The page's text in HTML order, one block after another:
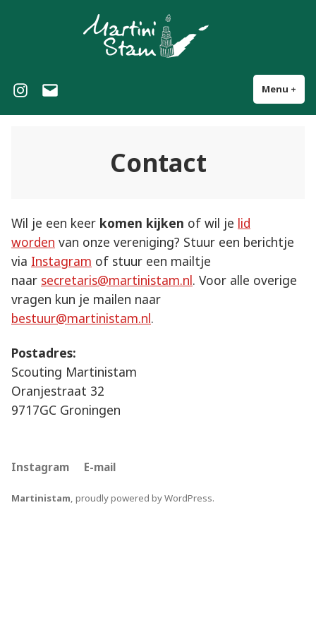
Martinistam
Studentenscouting in Groningen
Menu +
Instagram
E-
Contact
Wil je een keer komen kijken of wil je lid
worden van onze vereniging? Stuur een berichtje
via Instagram of stuur een mailtje
naar secretaris@martinistam.nl. Voor alle overige
vragen kun je mailen naar
bestuur@martinistam.nl.
Postadres:
Scouting Martinistam
Oranjestraat 32
9717GC Groningen
Instagram E-mail
Martinistam, proudly powered by WordPress.